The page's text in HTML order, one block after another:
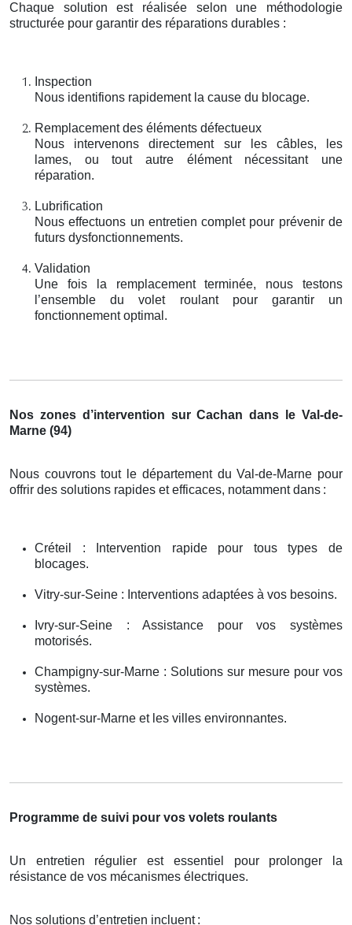
Chaque solution est réalisée selon une méthodologie
structurée pour garantir des réparations durables :
Inspection
Nous identifions rapidement la cause du blocage.
Remplacement des éléments défectueux
Nous intervenons directement sur les câbles, les
lames, ou tout autre élément nécessitant une
réparation.
Lubrification
Nous effectuons un entretien complet pour prévenir de
futurs dysfonctionnements.
Validation
Une fois la remplacement terminée, nous testons
l’ensemble du volet roulant pour garantir un
fonctionnement optimal.
Nos zones d’intervention sur Cachan dans le Val-de-
Marne (94)
Nous couvrons tout le département du Val-de-Marne pour
offrir des solutions rapides et efficaces, notamment dans :
Créteil : Intervention rapide pour tous types de
blocages.
Vitry-sur-Seine : Interventions adaptées à vos besoins.
Ivry-sur-Seine : Assistance pour vos systèmes
motorisés.
Champigny-sur-Marne : Solutions sur mesure pour vos
systèmes.
Nogent-sur-Marne et les villes environnantes.
Programme de suivi pour vos volets roulants
Un entretien régulier est essentiel pour prolonger la
résistance de vos mécanismes électriques.
Nos solutions d’entretien incluent :